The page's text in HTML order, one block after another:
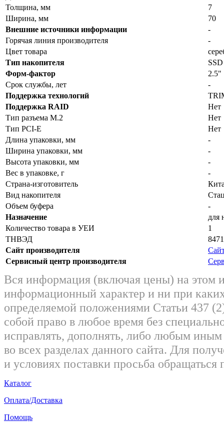
Толщина, мм
7
Ширина, мм
70
Внешние источники информации
-
Горячая линия производителя
-
Цвет товара
Тип накопителя
SSD
Форм-фактор
2.5"
Срок службы, лет
-
Поддержка технологий
Поддержка RAID
Нет
Тип разъема M.2
Нет
Тип PCI-E
Нет
Длина упаковки, мм
-
Ширина упаковки, мм
-
Высота упаковки, мм
-
Вес в упаковке, г
-
Страна-изготовитель
Вид накопителя
Объем буфера
-
Назначение
для
Количество товара в УЕИ
1
ТНВЭД
Сайт производителя
Сервисный центр производителя
Вся информация (включая цены) на этом
информационный характер и ни при
определяемой положениями Статьи 437
собой право в любое время без
исправлять, дополнять, либо любым
во всех разделах данного сайта. Для
и условиях поставки просьба
Каталог
Оплата/Доставка
Помощь